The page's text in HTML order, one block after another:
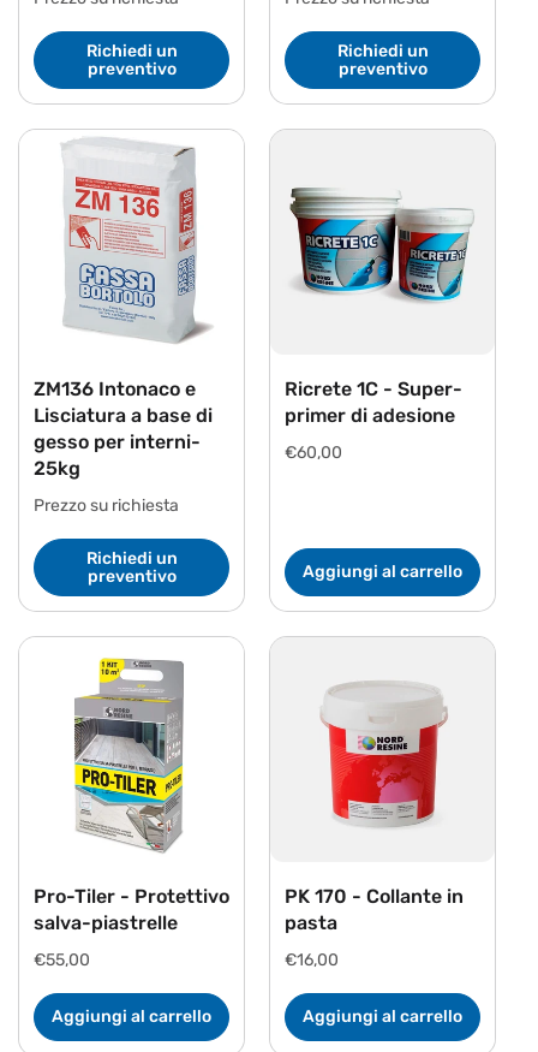
Richiedi un
preventivo
Richiedi un
preventivo
ZM136 Intonaco e
Lisciatura a base di
gesso per interni-
25kg
Prezzo su richiesta
Richiedi un
preventivo
Ricrete 1C - Super-
primer di adesione
Prezzo
€60,00
Aggiungi al carrello
Pro-Tiler - Protettivo
salva-piastrelle
Prezzo
listino
€55,00
Aggiungi al carrello
PK 170 - Collante in
pasta
Prezzo
listino
€16,00
Aggiungi al carrello